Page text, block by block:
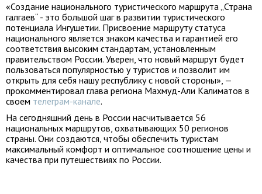
«Создание национального туристического маршрута „Страна
галгаев“ - это большой шаг в развитии туристического
потенциала Ингушетии. Присвоение маршруту статуса
национального является знаком качества и гарантией его
соответствия высоким стандартам, установленным
правительством России. Уверен, что новый маршрут будет
пользоваться популярностью у туристов и позволит им
открыть для себя нашу республику с новой стороны», —
прокомментировал глава региона Махмуд-Али Калиматов в
своем телеграм-канале.
На сегодняшний день в России насчитывается 56
национальных маршрутов, охватывающих 50 регионов
страны. Они создаются, чтобы обеспечить туристам
максимальный комфорт и оптимальное соотношение цены и
качества при путешествиях по России.